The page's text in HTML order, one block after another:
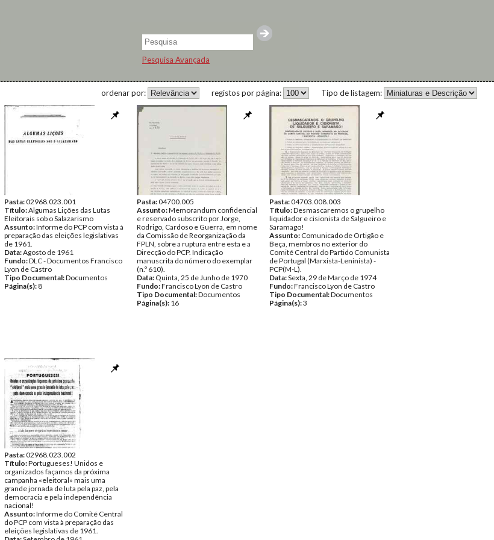
Pesquisa Avançada
Tipo de listagem:
registos por página:
ordenar por:
Pasta:02968.023.001
Título:Algumas Lições das Lutas
Eleitorais sob o Salazarismo
Assunto:Informe do PCP com vista à
preparação das eleições legislativas
de 1961.
Data:Agosto de 1961
Fundo:DLC - Documentos Francisco
Lyon de Castro
Tipo Documental:Documentos
Página(s): 8
Pasta:04700.005
Assunto:Memorandum confidencial
e reservado subscrito por Jorge,
Rodrigo, Cardoso e Guerra, em nome
da Comissão de Reorganização da
FPLN, sobre a ruptura entre esta e a
Direcção do PCP. Indicação
manuscrita do número do exemplar
(n.º 610).
Data: Quinta, 25 de Junho de 1970
Fundo:Francisco Lyon de Castro
Tipo Documental:Documentos
Página(s): 16
Pasta:04703.008.003
Título:Desmascaremos o grupelho
liquidador e cisionista de Salgueiro e
Saramago!
Assunto: Comunicado de Ortigão e
Beça, membros no exterior do
Comité Central do Partido Comunista
de Portugal (Marxista-Leninista) -
PCP(M-L).
Data:Sexta, 29 de Março de 1974
Fundo:Francisco Lyon de Castro
Tipo Documental:Documentos
Página(s):3
Pasta:02968.023.002
Título:Portugueses! Unidos e
organizados façamos da próxima
campanha «eleitoral» mais uma
grande jornada de luta pela paz, pela
democracia e pela independência
nacional!
Assunto:Informe do Comité Central
do PCP com vista à preparação das
eleições legislativas de 1961.